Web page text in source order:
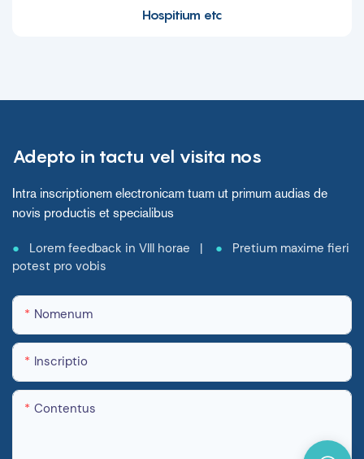
Hospitium etc
Adepto in tactu vel visita nos
Intra inscriptionem electronicam tuam ut primum audias de
novis productis et specialibus
● Lorem feedback in VIII horae | ●
Pretium maxime fieri
potest pro vobis
Nomenum
Inscriptio
Contentus